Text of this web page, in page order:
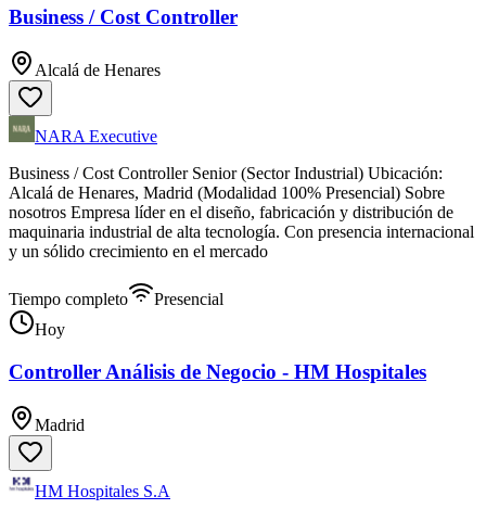
Business / Cost Controller
Alcalá de Henares
NARA Executive
Business / Cost Controller Senior (Sector Industrial) Ubicación:
Alcalá de Henares, Madrid (Modalidad 100% Presencial) Sobre
nosotros Empresa líder en el diseño, fabricación y distribución de
maquinaria industrial de alta tecnología. Con presencia internacional
y un sólido crecimiento en el mercado
Tiempo completo
Presencial
Hoy
Controller Análisis de Negocio - HM Hospitales
Madrid
HM Hospitales S.A